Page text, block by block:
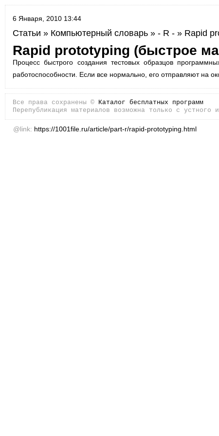
6 Января, 2010 13:44
Статьи » Компьютерный словарь » - R - » Rapid
Rapid prototyping (быстрое
Процесс быстрого создания тестовых образцов
работоспособности. Если все нормально, его отправляют на
Все права сохранены © Каталог бесплатных программ
Перепубликация материалов возможна только с устного
@link: https://1001file.ru/article/part-r/rapid-prototyping.html